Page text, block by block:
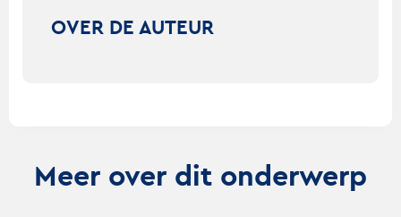
OVER DE AUTEUR
Meer over dit onderwerp